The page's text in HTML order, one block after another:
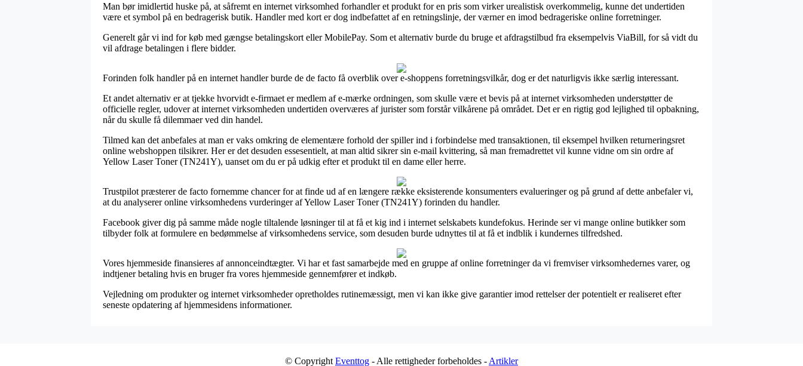
Man bør imidlertid huske på, at såfremt en internet virksomhed forhandler et produkt for en pris som virker urealistisk overkommelig, kunne det undertiden
være et symbol på en bedragerisk butik. Handler med kort er dog indbefattet af en retningslinje, der værner en imod bedrageriske online forretninger.
Generelt går vi ind for køb med gængse betalingskort eller MobilePay. Som et alternativ burde du bruge et afdragstilbud fra eksempelvis ViaBill, for så vidt du
vil afdrage betalingen i flere bidder.
Forinden folk handler på en internet handler burde de de facto få overblik over e-shoppens forretningsvilkår, dog er det naturligvis ikke særlig interessant.
Et andet alternativ er at tjekke hvorvidt e-firmaet er medlem af e-mærke ordningen, som skulle være et bevis på at internet virksomheden understøtter de
officielle regler, udover at internet virksomheden undertiden overværes af jurister som forstår vilkårene på området. Det er en rigtig god lejlighed til opbakning,
når du skulle få dilemmaer ved din handel.
Tilmed kan det anbefales at man er vaks omkring de elementære forhold der spiller ind i forbindelse med transaktionen, til eksempel hvilken returneringsret
online webshoppen tilsikrer. Her er det desuden essesentielt, at man altid sikrer sin e-mail kvittering, så man fremadrettet vil kunne vidne om sin ordre af
Yellow Laser Toner (TN241Y), uanset om du er på udkig efter et produkt til en dame eller herre.
Trustpilot præsterer de facto fornemme chancer for at finde ud af en længere række eksisterende konsumenters evalueringer og på grund af dette anbefaler vi,
at du analyserer online virksomhedens vurderinger af Yellow Laser Toner (TN241Y) forinden du handler.
Facebook giver dig på samme måde nogle tiltalende løsninger til at få et kig ind i internet selskabets kundefokus. Herinde ser vi mange online butikker som
tilbyder folk at formulere en bedømmelse af virksomhedens service, som desuden burde udnyttes til at få et indblik i kundernes tilfredshed.
Vores hjemmeside finansieres af annonceindtægter. Vi har et fast samarbejde med en gruppe af online forretninger da vi fremviser virksomhedernes varer, og
indtjener betaling hvis en bruger fra vores hjemmeside gennemfører et indkøb.
Vejledning om produkter og internet virksomheder opretholdes rutinemæssigt, men vi kan ikke give garantier imod rettelser der potentielt er realiseret efter
seneste opdatering af hjemmesidens informationer.
© Copyright Eventtog - Alle rettigheder forbeholdes - Artikler